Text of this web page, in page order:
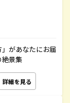
があなたにお届
景集
詳細を見る